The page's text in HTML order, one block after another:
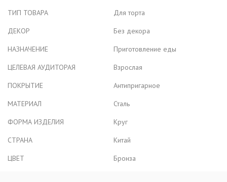
ТИП ТОВАРА
Для торта
ДЕКОР
Без декора
НАЗНАЧЕНИЕ
Приготовление еды
ЦЕЛЕВАЯ АУДИТОРАЯ
Взрослая
ПОКРЫТИЕ
Антипригарное
МАТЕРИАЛ
Сталь
ФОРМА ИЗДЕЛИЯ
Круг
СТРАНА
Китай
ЦВЕТ
Бронза